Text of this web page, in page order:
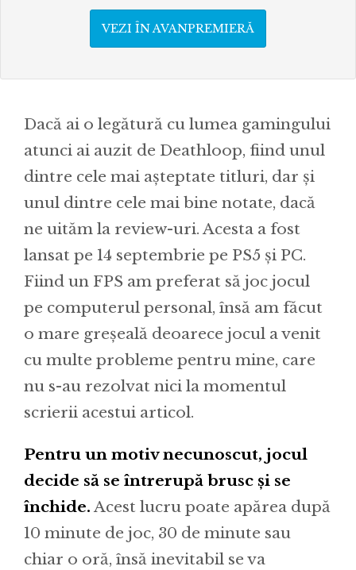
VEZI ÎN AVANPREMIERĂ
Dacă ai o legătură cu lumea gamingului
atunci ai auzit de Deathloop, fiind unul
dintre cele mai așteptate titluri, dar și
unul dintre cele mai bine notate, dacă
ne uităm la review-uri. Acesta a fost
lansat pe 14 septembrie pe PS5 și PC.
Fiind un FPS am preferat să joc jocul
pe computerul personal, însă am făcut
o mare greșeală deoarece jocul a venit
cu multe probleme pentru mine, care
nu s-au rezolvat nici la momentul
scrierii acestui articol.
Pentru un motiv necunoscut, jocul
decide să se întrerupă brusc și se
închide. Acest lucru poate apărea după
10 minute de joc, 30 de minute sau
chiar o oră, însă inevitabil se va